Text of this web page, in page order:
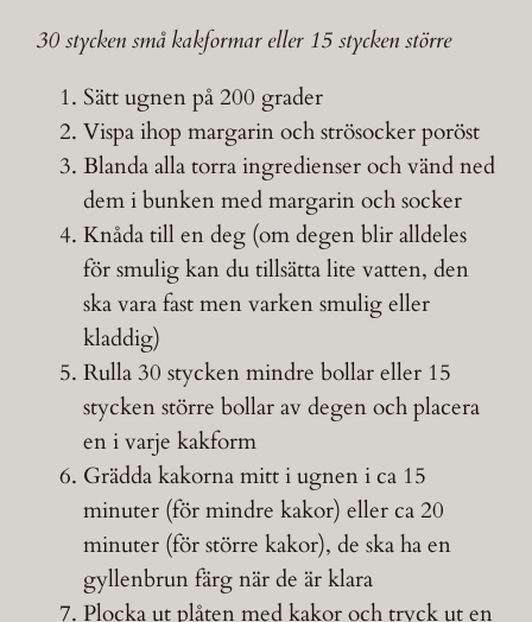
30 stycken små kakformar eller 15 stycken större
Sätt ugnen på 200 grader
Vispa ihop margarin och strösocker poröst
Blanda alla torra ingredienser och vänd ned
dem i bunken med margarin och socker
Knåda till en deg (om degen blir alldeles
för smulig kan du tillsätta lite vatten, den
ska vara fast men varken smulig eller
kladdig)
Rulla 30 stycken mindre bollar eller 15
stycken större bollar av degen och placera
en i varje kakform
Grädda kakorna mitt i ugnen i ca 15
minuter (för mindre kakor) eller ca 20
minuter (för större kakor), de ska ha en
gyllenbrun färg när de är klara
Plocka ut plåten med kakor och tryck ut en